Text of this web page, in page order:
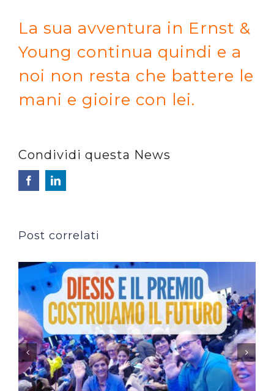
La sua avventura in Ernst &
Young continua quindi e a
noi non resta che battere le
mani e gioire con lei.
Condividi questa News
FacebookLinkedIn
Post correlati